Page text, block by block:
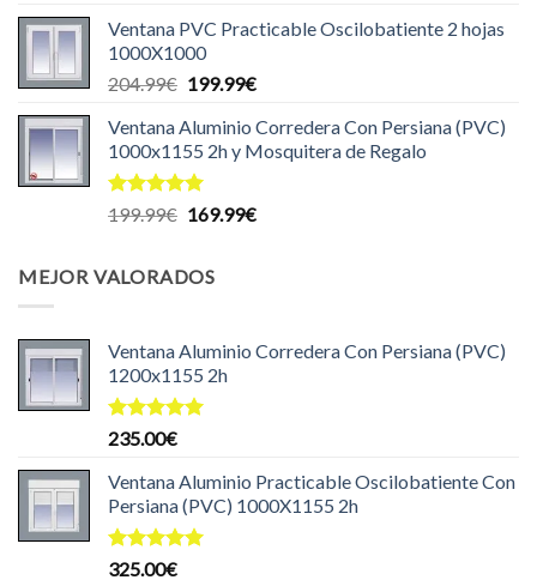
original
era:
140.00€.
actual
130.00€.
Ventana PVC Practicable Oscilobatiente 2 hojas
1000X1000
204.99€ El
original
era:
204.99€.
199.99€El
actual
es:
Ventana Aluminio Corredera Con Persiana (PVC)
1000x1155 2h y Mosquitera de Regalo
Valorado
199.99€ El
era:
169.99€El
MEJOR VALORADOS
Ventana Aluminio Corredera Con Persiana (PVC)
1200x1155 2h
Valorado
de 5
235.00€
Ventana Aluminio Practicable Oscilobatiente Con
Persiana (PVC) 1000X1155 2h
Valorado
325.00€